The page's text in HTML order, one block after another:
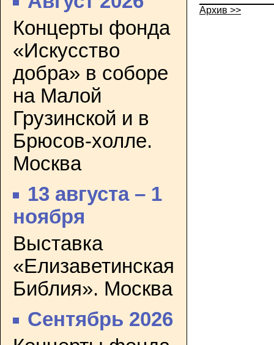
Концерты фонда
«Искусство
добра» в соборе
на Малой
Грузинской и в
Брюсов-холле.
Москва
13 августа – 1
ноября
Выставка
«Елизаветинская
Библия». Москва
Сентябрь 2026
Архив >>